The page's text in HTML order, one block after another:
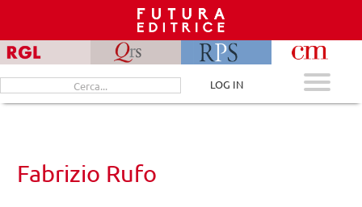
content
Cerca
per:
LOG IN
Fabrizio Rufo